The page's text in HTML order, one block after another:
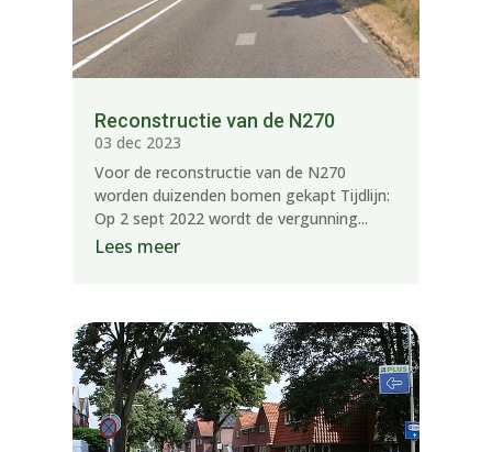
Reconstructie van de N270
03 dec 2023
Voor de reconstructie van de N270
worden duizenden bomen gekapt Tijdlijn:
Op 2 sept 2022 wordt de vergunning...
Lees meer